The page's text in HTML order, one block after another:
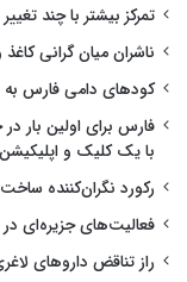
تمرکز بیشتر با چند
ناشران میان گرانی
کودهای دامی فارس به
فارس برای اولین بار
با یک کلیک و
رکورد نگران‌کننده
فعالیت‌های جزیره‌ای
راز تناقض داروهای